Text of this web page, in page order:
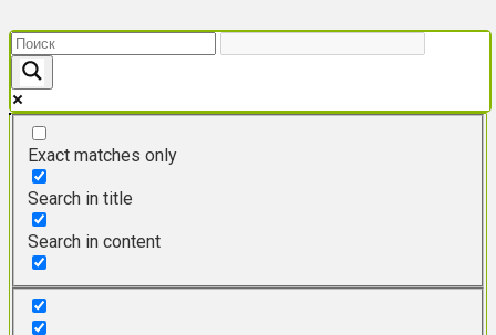
к
контенту
Exact matches only
Search in title
Search in content